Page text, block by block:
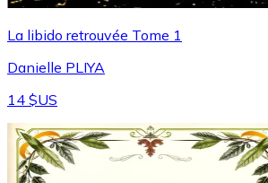
La libido retrouvée Tome 1
Danielle PLIYA
14 $US